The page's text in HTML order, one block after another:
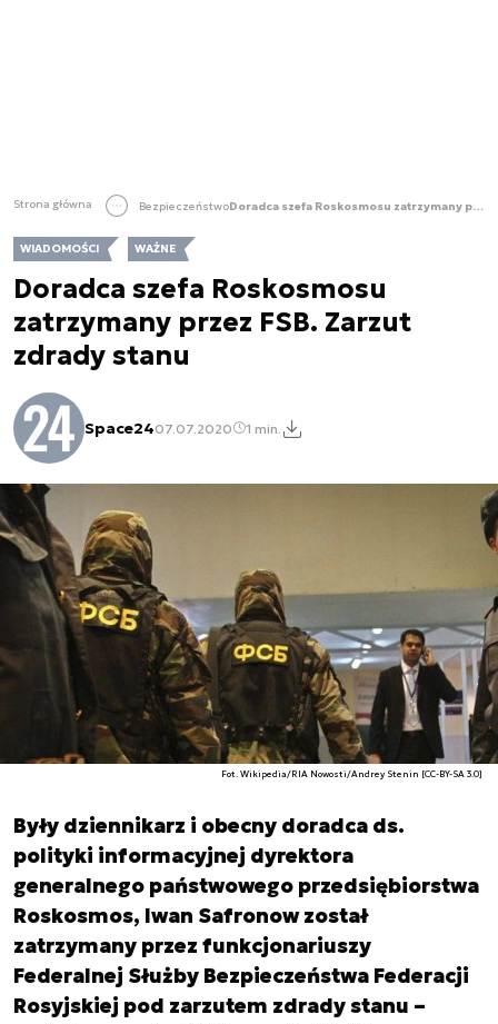
Strona główna Bezpieczeństwo Doradca szefa Roskosmosu zatrzymany przez FSB. Zarzut zdrady stanu
WIADOMOŚCI WAŻNE
Doradca szefa Roskosmosu
zatrzymany przez FSB. Zarzut
zdrady stanu
Space2407.07.2020 1 min.
Fot. Wikipedia/RIA Nowosti/Andrey Stenin [CC-BY-SA 3.0]
Były dziennikarz i obecny doradca ds.
polityki informacyjnej dyrektora
generalnego państwowego przedsiębiorstwa
Roskosmos, Iwan Safronow został
zatrzymany przez funkcjonariuszy
Federalnej Służby Bezpieczeństwa Federacji
Rosyjskiej pod zarzutem zdrady stanu –